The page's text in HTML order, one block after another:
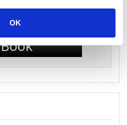
OK
THBper person
Book